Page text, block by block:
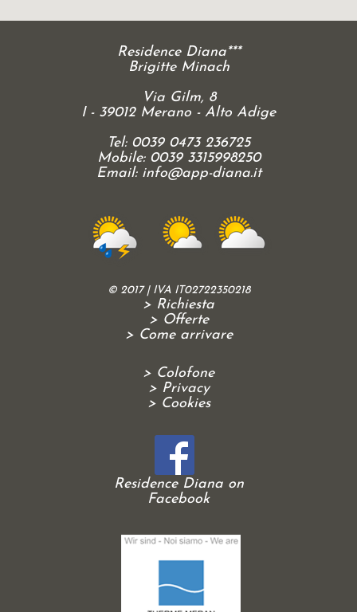
Residence Diana***
Brigitte Minach
Via Gilm, 8
I - 39012 Merano - Alto Adige
Tel: 0039 0473 236725
Mobile: 0039 3315998250
Email: info@app-diana.it
© 2017 | IVA IT02722350218
> Richiesta
> Offerte
> Come arrivare
> Colofone
> Privacy
> Cookies
Residence Diana on
Facebook